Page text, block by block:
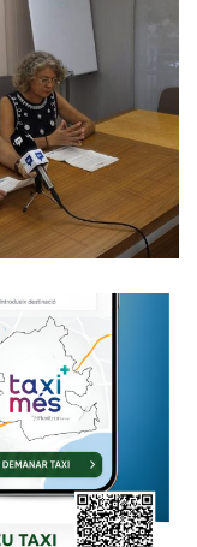
Un Nou
Inserció
Situació
L'Àrea
Penedès
Tota La